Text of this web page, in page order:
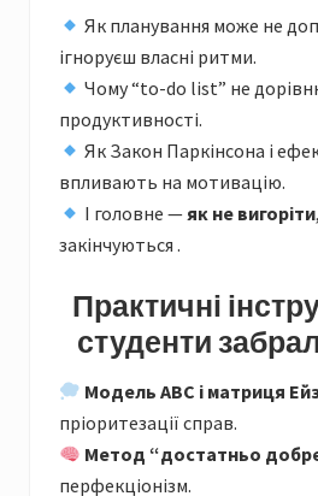
Як планування може не
ігноруєш власні ритми.
Чому “to-do list” не
продуктивності.
Як Закон Паркінсона і
впливають на мотивацію.
І головне —як не вигоріти
закінчуються .
Практичні
студенти
Модель ABC і матриця
пріоритезації справ.
Метод “достатньо
перфекціонізм.